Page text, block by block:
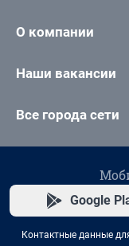
О компании
Наши вакансии
Все города сети
Google
Контактные данные